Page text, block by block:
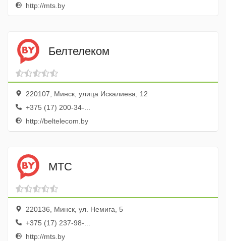
http://mts.by
Белтелеком
220107, Минск, улица Искалиева, 12
+375 (17) 200-34-...
http://beltelecom.by
МТС
220136, Минск, ул. Немига, 5
+375 (17) 237-98-...
http://mts.by